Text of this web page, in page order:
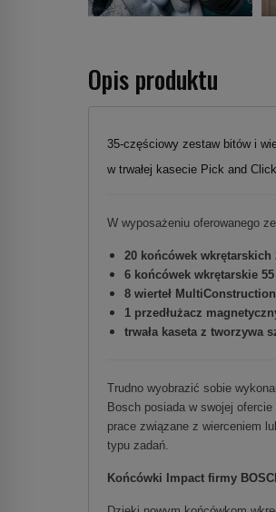
Opis produktu
35-częściowy zestaw bitów i
w trwałej kasecie Pick and
W wyposażeniu oferowanego
20 końcówek wkrętarskich
6 końcówek wkrętarskie
8 wierteł MultiConstruction
1 przedłużacz
trwała kaseta z tworzywa
Trudno wyobrazić sobie
Bosch posiada w swojej
prace związane z wierceniem
typu zadań.
Końcówki Impact firmy